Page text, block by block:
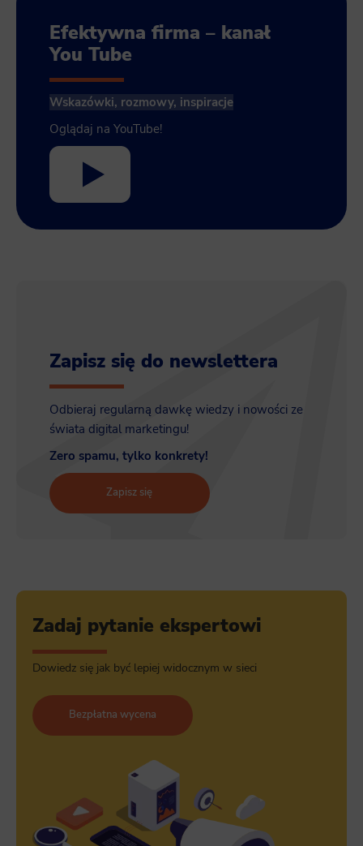
Efektywna firma – kanał
You Tube
Wskazówki, rozmowy, inspiracje
Oglądaj na YouTube!
Zapisz się do newslettera
Odbieraj regularną dawkę wiedzy i nowości ze
świata digital marketingu!
Zero spamu, tylko konkrety!
Zapisz się
Zadaj pytanie ekspertowi
Dowiedz się jak być lepiej widocznym w sieci
Bezpłatna wycena